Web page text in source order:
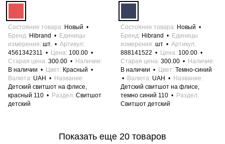
Состояние товара Новый
Бренд Hibrand
Единицы
измерения шт.
Артикул
4561342311
Цена 100.00
Старая цена 300.00
Наличие
В наличии
Цвет
Красный
Валюта UAH
Название
Детский свитшот на флисе,
красный 110
Раздел Свитшот
детский
Состояние товара Новый
Бренд Hibrand
Единицы
измерения шт
Артикул
888141522
Цена 100.00
Старая цена 300.00
Наличие
В наличии
Цвет Темно-синий
Валюта UAH
Название
Детский свитшот на флисе,
темно синий 110
Раздел
Свитшот детский
Показать еще 20 товаров